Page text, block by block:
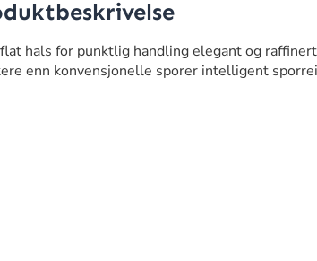
hals for punktlig handling elegant og
enn konvensjonelle sporer intelligent